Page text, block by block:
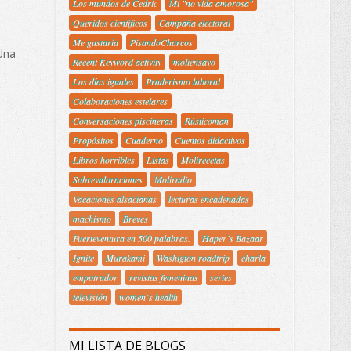
Los mundos de Cedric
Mi "no vida amorosa"
Queridos científicos
Campaña electoral
Me gustaría
PisandoCharcos
Recent Keyword activity
moliensayo
Los días iguales
Praderismo laboral
Colaboraciones estelares
Conversaciones piscineras
Rústicoman
Propósitos
Cuaderno
Cuentos didactivos
Libros horribles
Listas
Molirecetas
Sobrevaloraciones
Moliradio
Vacaciones alsacianas
lecturas encadenadas
machismo
Breves
Fuerteventura en 500 palabras.
Haper´s Bazaar
Ignite
Murakami Washigton roadtrip
charla
empotrador
revistas femeninas
series
televisión
women´s health
MI LISTA DE BLOGS